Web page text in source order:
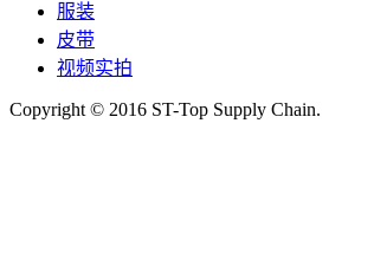
服装
皮带
视频实拍
Copyright © 2016 ST-Top Supply Chain.